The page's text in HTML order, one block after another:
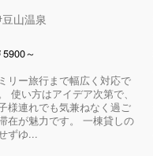
山温泉
～
リー旅行まで幅広く対応で
使い方はアイデア次第で、
様連れでも気兼ねなく過ご
在が魅力です。 一棟貸しの
ずゆ...